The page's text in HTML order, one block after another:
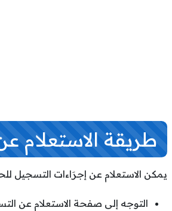
طريقة الاستعلام
يمكن الاستعلام عن إجرَاءات التسجيل للحج للكويتيين للموسم
التوجه إلى صفحة الاستعلام عن